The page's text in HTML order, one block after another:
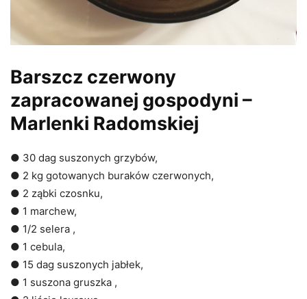
Barszcz czerwony
zapracowanej gospodyni –
Marlenki Radomskiej
● 30 dag suszonych grzybów,
● 2 kg gotowanych buraków czerwonych,
● 2 ząbki czosnku,
● 1 marchew,
● 1/2 selera ,
● 1 cebula,
● 15 dag suszonych jabłek,
● 1 suszona gruszka ,